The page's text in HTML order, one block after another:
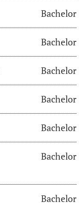
Bachelor
Bachelor
Bachelor
Bachelor
Bachelor
Bachelor
Bachelor